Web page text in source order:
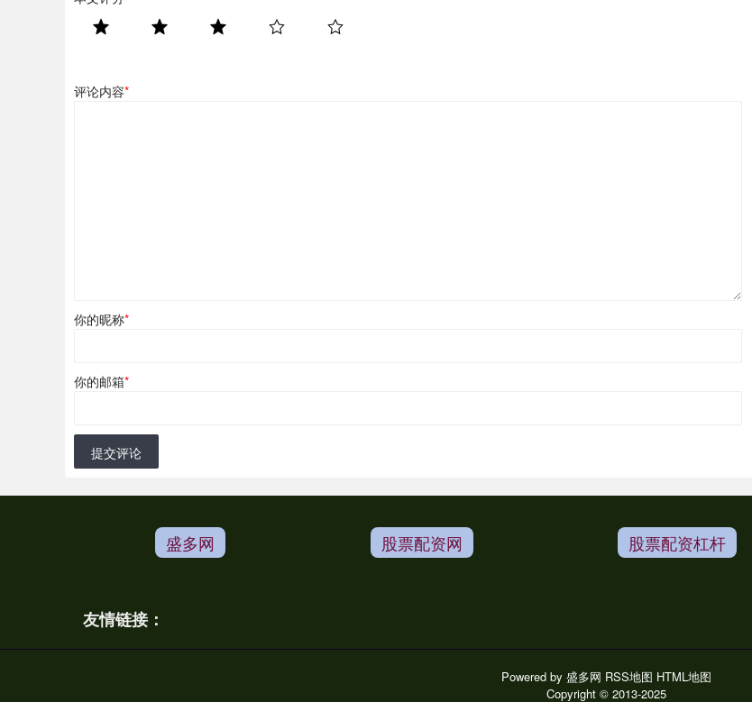
评论内容*
你的昵称*
你的邮箱*
提交评论
盛多网 股票配资网 股票配资杠杆
友情链接：
Powered by 盛多网 RSS地图 HTML地图
Copyright © 2013-2025